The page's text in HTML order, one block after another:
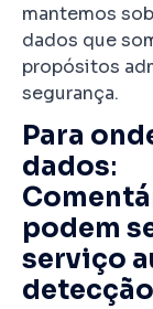
mantemos
dados que
propósitos
segurança.
Para
dados:
podem
serviço